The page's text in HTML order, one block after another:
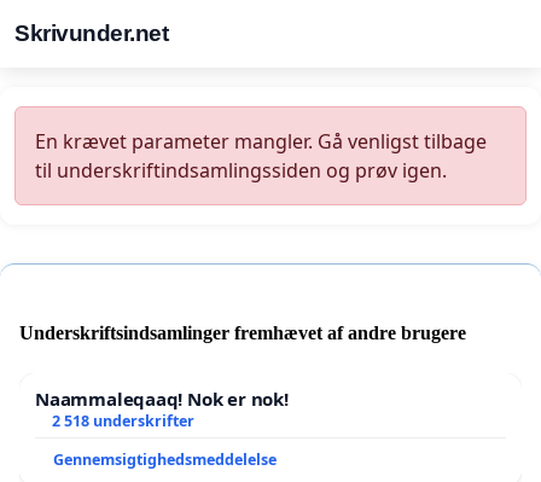
Skrivunder.net
En krævet parameter mangler. Gå venligst tilbage
til underskriftindsamlingssiden og prøv igen.
Underskriftsindsamlinger fremhævet af andre brugere
Naammaleqaaq! Nok er nok!
2 518 underskrifter
Gennemsigtighedsmeddelelse